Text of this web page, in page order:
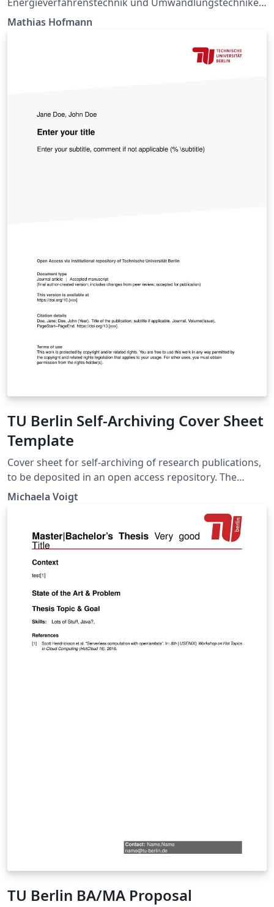
regenerativer Energien der Technischen Universität
Energy Process Engineering and Conversion
Technologies for Renewable Energies, Berlin Institute of
Mathias Hofmann
TU Berlin Self-Archiving Cover Sheet
Template
Cover sheet for self-archiving of research publications,
to be deposited in an open access repository. The
template is provided by the Open Access team at TU
Berlin University Library. It is intended to be used by
members of TU Berlin. With the exception of the TU
Berlin logo, the template can be reused without
restrictions.
Michaela Voigt
TU Berlin BA/MA Proposal